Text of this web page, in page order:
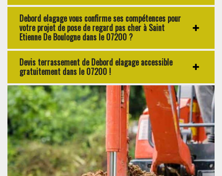
Debord elagage vous confirme ses compétences pour
votre projet de pose de regard pas cher à Saint
Etienne De Boulogne dans le 07200 ?
Devis terrassement de Debord elagage accessible
gratuitement dans le 07200 !